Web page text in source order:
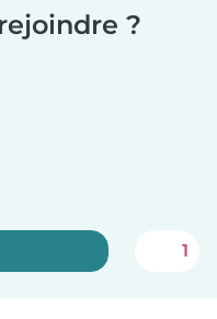
?
1